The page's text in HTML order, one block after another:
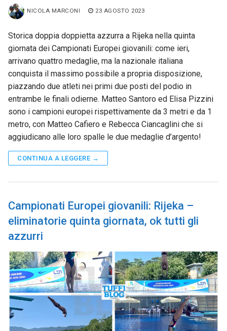
NICOLA MARCONI 23 AGOSTO 2023
Storica doppia doppietta azzurra a Rijeka nella quinta
giornata dei Campionati Europei giovanili: come ieri,
arrivano quattro medaglie, ma la nazionale italiana
conquista il massimo possibile a propria disposizione,
piazzando due atleti nei primi due posti del podio in
entrambe le finali odierne. Matteo Santoro ed Elisa Pizzini
sono i campioni europei rispettivamente da 3 metri e da 1
metro, con Matteo Cafiero e Rebecca Ciancaglini che si
aggiudicano alle loro spalle le due medaglie d’argento!
CONTINUA A LEGGERE →
Campionati Europei giovanili: Rijeka –
eliminatorie quinta giornata, ok tutti gli
azzurri